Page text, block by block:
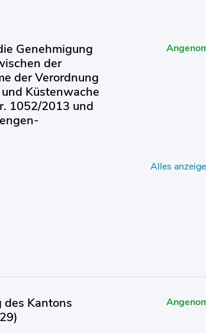
Genehmigung
der
der Verordnung
Küstenwache
1052/2013 und
Alles
Kantons